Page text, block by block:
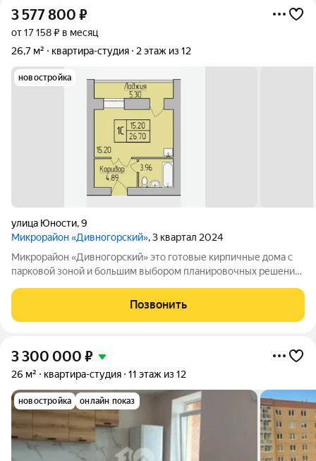
3 577 800 ₽
от 17 158 ₽ в месяц
26,7 м²
квартира-студия 2 этаж из 12
новостройка
улица Юности,9
Микрорайон «Дивногорский», 3 квартал 2024
Микрорайон «Дивногорский» это готовые кирпичные дома с
парковой зоной и большим выбором планировочных решений.
с безопасным покрытием.
Позвонить
3 300 000 ₽
26 м² квартира-студия 11 этаж из 12
новостройка онлайн показ